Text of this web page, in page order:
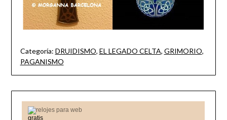
Categoría: DRUIDISMO, EL LEGADO CELTA, GRIMORIO,
PAGANISMO
relojes para web